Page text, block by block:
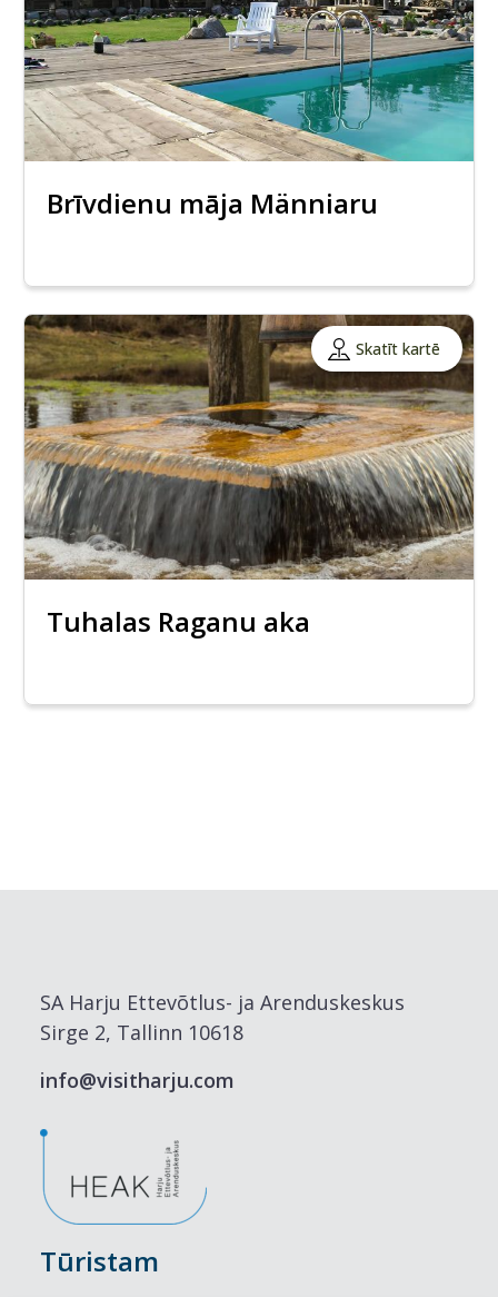
Brīvdienu māja Männiaru
Skatīt kartē
Tuhalas Raganu aka
SA Harju Ettevõtlus- ja Arenduskeskus
Sirge 2, Tallinn 10618
info@visitharju.com
Tūristam